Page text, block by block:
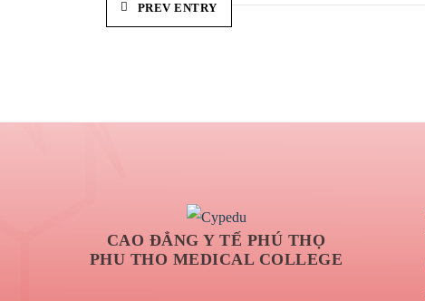
PREV ENTRY
CAO ĐẲNG Y TẾ PHÚ THỌ
PHU THO MEDICAL COLLEGE